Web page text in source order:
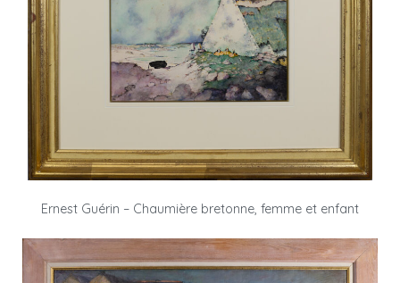
Ernest Guérin – Chaumière bretonne, femme et enfant